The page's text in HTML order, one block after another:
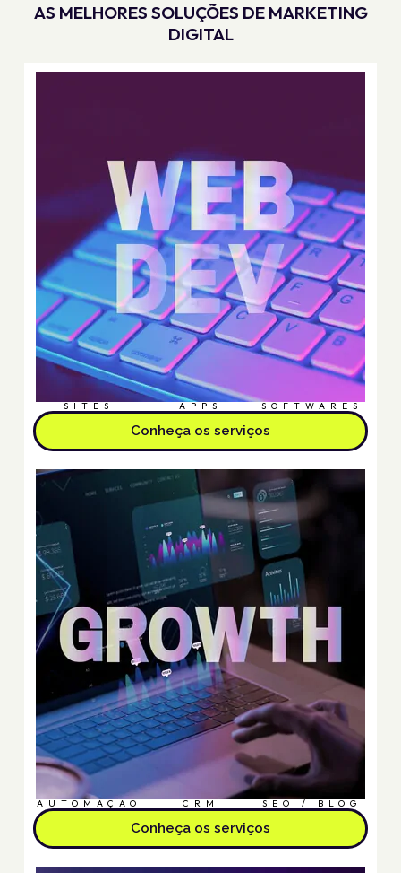
AS MELHORES SOLUÇÕES DE MARKETING
DIGITAL
SITES APPS SOFTWARES
Conheça os serviços
AUTOMAÇÃO CRM SEO / BLOG
Conheça os serviços